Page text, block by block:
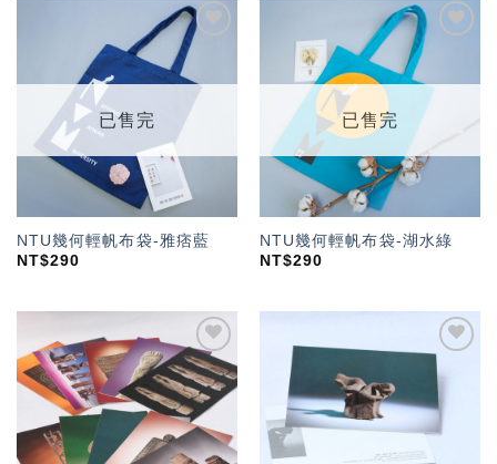
望輕
單」
已售完
NTU幾何輕帆布袋-雅痞藍
NT$290
望輕
已售完
NTU幾何輕帆布袋-湖水綠
NT$290
加入
「願
望輕
單」